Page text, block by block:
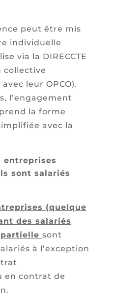
peut être mis
individuelle
via la DIRECCTE
collective
leur OPCO).
l’engagement
la forme
avec la
entreprises
sont salariés
(quelque
des salariés
sont
à l’exception
en contrat de